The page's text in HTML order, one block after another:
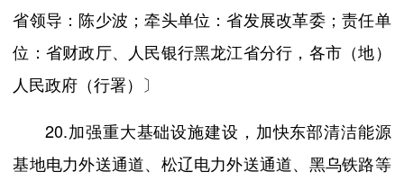
省领导：陈少波；牵头单位：省发展改革委；责任单
位：省财政厅、人民银行黑龙江省分行，各市（地）
人民政府（行署）〕
20.加强重大基础设施建设，加快东部清洁能源
基地电力外送通道、松辽电力外送通道、黑乌铁路等